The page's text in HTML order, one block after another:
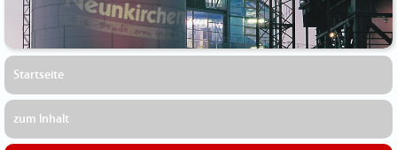
Startseite
zum Inhalt